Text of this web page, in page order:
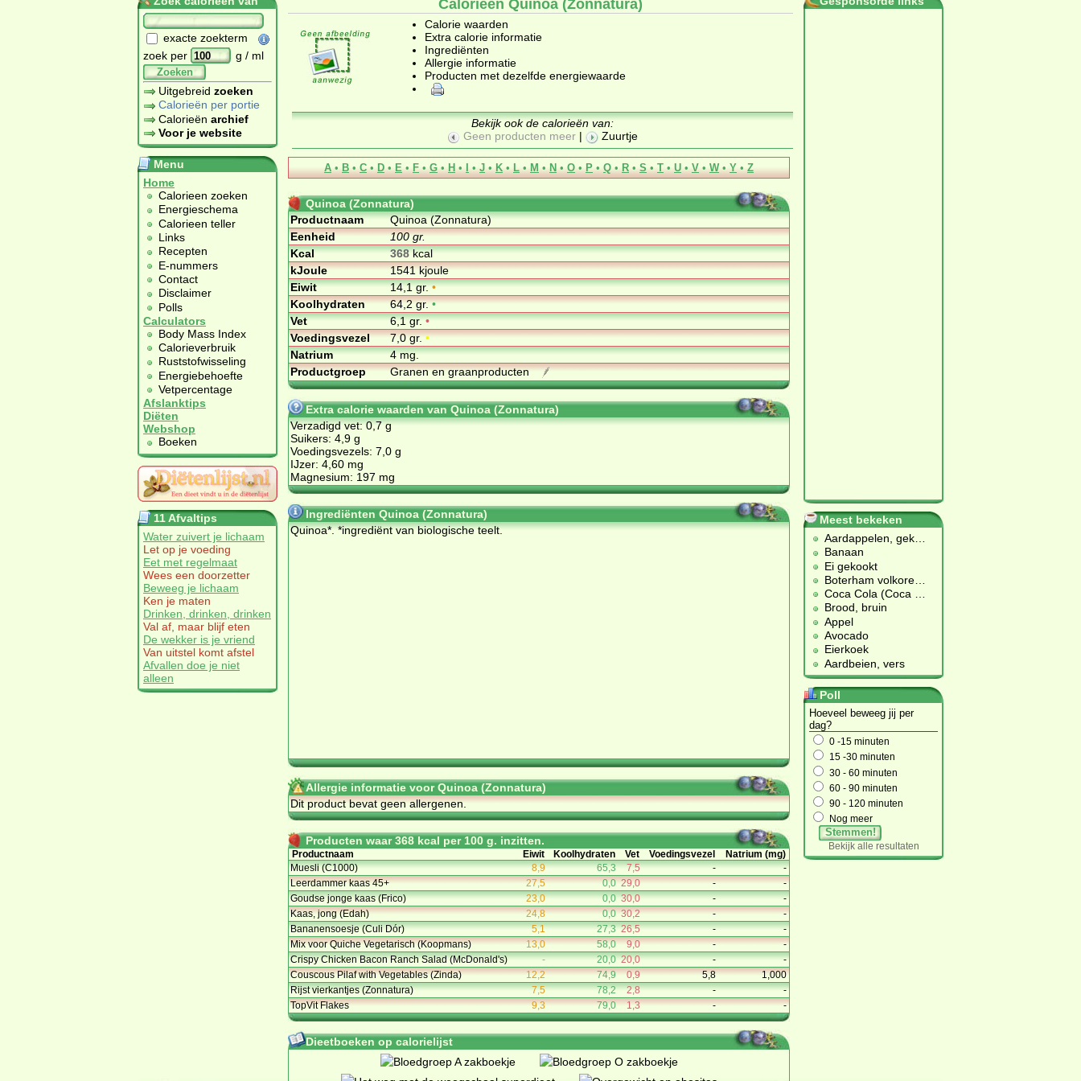
exacte zoekterm
zoek per
g / ml
Zoeken
Uitgebreid zoeken
Calorieën per portie
Calorieën archief
Voor je website
Menu
Home
Calorieen zoeken
Energieschema
Calorieen teller
Links
Recepten
E-nummers
Contact
Disclaimer
Polls
Calculators
Body Mass Index
Calorieverbruik
Ruststofwisseling
Energiebehoefte
Vetpercentage
Afslanktips
Diëten
Webshop
Boeken
11 Afvaltips
Water zuivert je lichaam
Let op je voeding
Eet met regelmaat
Wees een doorzetter
Beweeg je lichaam
Ken je maten
Drinken, drinken, drinken
Val af, maar blijf eten
De wekker is je vriend
Van uitstel komt afstel
Afvallen doe je niet
alleen
Calorieën Quinoa (Zonnatura)
Calorie waarden
Extra calorie informatie
Ingrediënten
Allergie informatie
Producten met dezelfde energiewaarde
Bekijk ook de calorieën van:
Geen producten meer | Zuurtje
A • B • C • D • E • F • G • H • I • J • K • L • M • N • O • P • Q • R • S • T • U • V • W • Y • Z
Quinoa (Zonnatura)
Productnaam
Quinoa (Zonnatura)
Eenheid
100 gr.
Kcal
368kcal
kJoule
1541 kjoule
Eiwit
14,1 gr.•
Koolhydraten
64,2 gr.•
Vet
6,1 gr.•
Voedingsvezel
7,0 gr.•
Natrium
4 mg.
Productgroep
Granen en graanproducten
Extra calorie waarden van Quinoa (Zonnatura)
Verzadigd vet: 0,7 g
Suikers: 4,9 g
Voedingsvezels: 7,0 g
IJzer: 4,60 mg
Magnesium: 197 mg
Ingrediënten Quinoa (Zonnatura)
Quinoa*. *ingrediënt van biologische teelt.
Allergie informatie voor Quinoa (Zonnatura)
Dit product bevat geen allergenen.
Producten waar 368 kcal per 100 g. inzitten.
Productnaam Eiwit Koolhydraten Vet Voedingsvezel
Natrium (mg)
Muesli (C1000)
8,9 65,3 7,5 -
-
Leerdammer kaas 45+
27,5 0,0 29,0 -
-
Goudse jonge kaas (Frico)
23,0 0,0 30,0 -
-
Kaas, jong (Edah)
24,8 0,0 30,2 -
-
Bananensoesje (Culi Dór)
5,1 27,3 26,5 -
-
Mix voor Quiche Vegetarisch (Koopmans)
13,0 58,0 9,0 -
-
Crispy Chicken Bacon Ranch Salad (McDonald's)
- 20,0 20,0 -
-
Couscous Pilaf with Vegetables (Zinda)
12,2 74,9 0,9 5,8
1,000
Rijst vierkantjes (Zonnatura)
7,5 78,2 2,8 -
-
TopVit Flakes
9,3 79,0 1,3 - -
Dieetboeken op calorielijst
Meest bekeken
Aardappelen, gek
Banaan
Ei gekookt
Boterham volkore
Coca Cola (Coca
Brood, bruin
Appel
Avocado
Eierkoek
Aardbeien, vers
Poll
Hoeveel beweeg jij per
dag?
0 -15 minuten
15 -30 minuten
30 - 60 minuten
60 - 90 minuten
90 - 120 minuten
Nog meer
Stemmen!
Bekijk alle resultaten